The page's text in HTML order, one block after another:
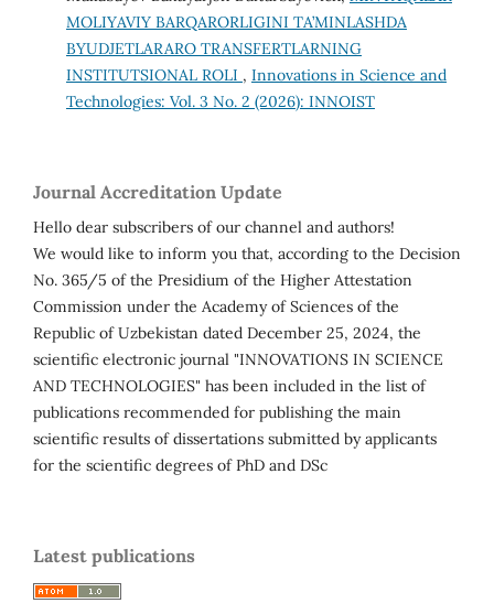
MOLIYAVIY BARQARORLIGINI TA’MINLASHDA
BYUDJETLARARO TRANSFERTLARNING
INSTITUTSIONAL ROLI , Innovations in Science and
Technologies: Vol. 3 No. 2 (2026): INNOIST
Journal Accreditation Update
Hello dear subscribers of our channel and authors!
We would like to inform you that, according to the Decision
No. 365/5 of the Presidium of the Higher Attestation
Commission under the Academy of Sciences of the
Republic of Uzbekistan dated December 25, 2024, the
scientific electronic journal "INNOVATIONS IN SCIENCE
AND TECHNOLOGIES" has been included in the list of
publications recommended for publishing the main
scientific results of dissertations submitted by applicants
for the scientific degrees of PhD and DSc
Latest publications